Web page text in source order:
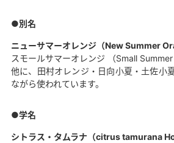
別名
ニューサマーオレンジ（New Summer
スモールサマーオレンジ （Small
他に、田村オレンジ・日向小夏・土佐小
ながら使われています。
学名
シトラス・タムラナ（citrus tamurana